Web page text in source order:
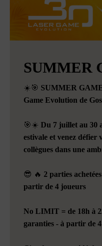
SUMMER
☀️🎯 SUMMER
Game Evolution de
🎯☀️ Du 7 juillet au 30
estivale et venez défier
collègues dans une
😎 🔥 2 parties
partir de 4 joueurs
No LIMIT = de 18h à
garanties - à partir de